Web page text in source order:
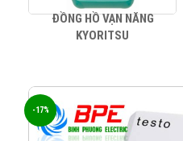
ĐỒNG HỒ VẠN NĂNG
KYORITSU
-17%